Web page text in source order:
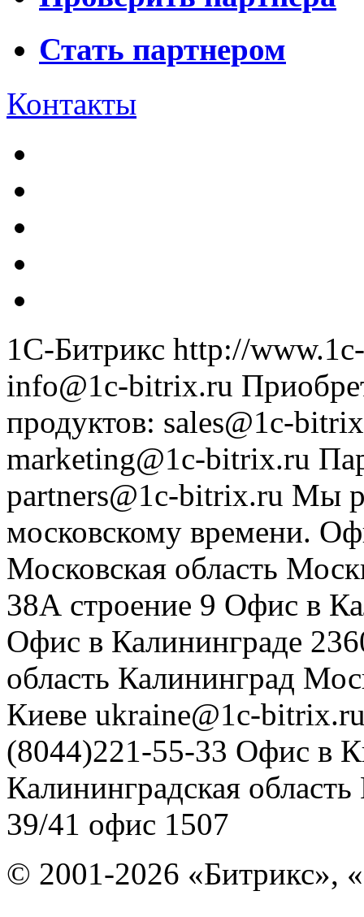
Стать партнером
Контакты
1С-Битрикс http://
info@1c-bitrix.ru
продуктов: sales@1c-
marketing@1c-bitrix.ru
partners@1c-bitrix.ru Мы
московскому времени.
Московская область
38А строение 9 Офис в
Офис в Калининграде
область Калининград
Киеве ukraine@1c-
(8044)221-55-33 Офис в
Калининградская область
39/41 офис 1507
© 2001-2026 «Битрикс»,